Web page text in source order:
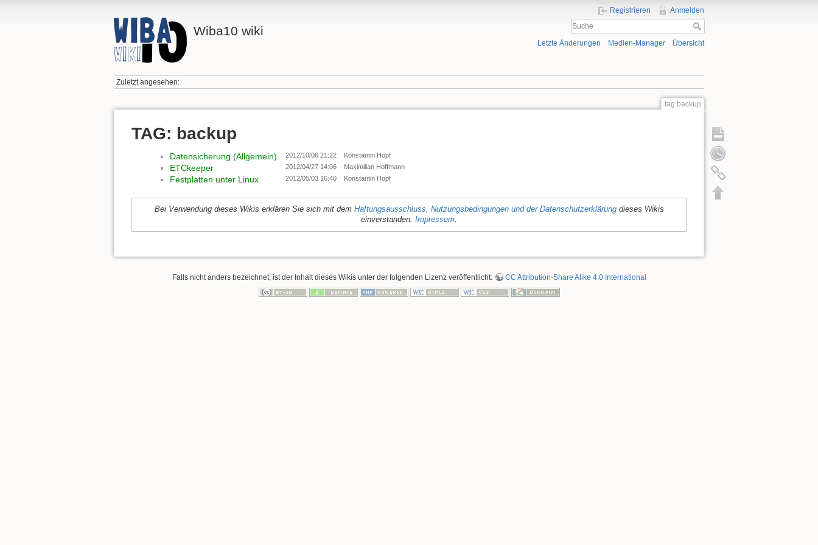
Wiba10 wiki
Registrieren Anmelden
Letzte Änderungen Medien-Manager Übersicht
Zuletzt angesehen:
tag:backup
TAG: backup
Datensicherung (Allgemein) 2012/10/06 21:22 Konstantin Hopf
ETCkeeper 2012/04/27 14:06 Maximilian Hoffmann
Festplatten unter Linux 2012/05/03 16:40 Konstantin Hopf
Bei Verwendung dieses Wikis erklären Sie sich mit dem Haftungsausschluss, Nutzungsbedingungen und der Datenschutzerklärungdieses Wikis
einverstanden. Impressum.
Falls nicht anders bezeichnet, ist der Inhalt dieses Wikis unter der folgenden Lizenz veröffentlicht: CC Attribution-Share Alike 4.0 International